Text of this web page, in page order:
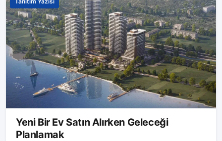
Yeni Bir Ev Satın Alırken Geleceği
Planlamak